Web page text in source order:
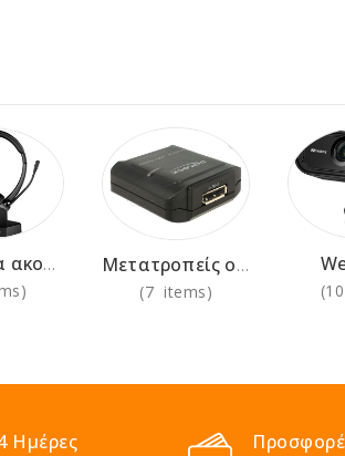
Ασύρματα ακουστικά για χρήση στο γραφείο
Μετατροπείς οθόνης
(7 items)
Ημέρες